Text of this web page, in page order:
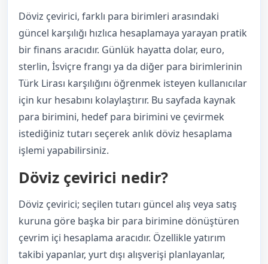
Döviz çevirici, farklı para birimleri arasındaki
güncel karşılığı hızlıca hesaplamaya yarayan pratik
bir finans aracıdır. Günlük hayatta dolar, euro,
sterlin, İsviçre frangı ya da diğer para birimlerinin
Türk Lirası karşılığını öğrenmek isteyen kullanıcılar
için kur hesabını kolaylaştırır. Bu sayfada kaynak
para birimini, hedef para birimini ve çevirmek
istediğiniz tutarı seçerek anlık döviz hesaplama
işlemi yapabilirsiniz.
Döviz çevirici nedir?
Döviz çevirici; seçilen tutarı güncel alış veya satış
kuruna göre başka bir para birimine dönüştüren
çevrim içi hesaplama aracıdır. Özellikle yatırım
takibi yapanlar, yurt dışı alışverişi planlayanlar,